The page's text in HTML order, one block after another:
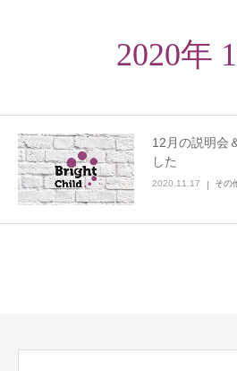
2020年
12月の説明会
した
2020.11.17 その